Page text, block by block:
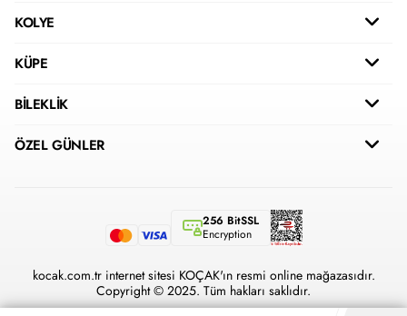
KOLYE
KÜPE
BİLEKLİK
ÖZEL GÜNLER
256 BitSSL
Encryption
kocak.com.tr internet sitesi KOÇAK'ın resmi online mağazasıdır.
Copyright © 2025. Tüm hakları saklıdır.